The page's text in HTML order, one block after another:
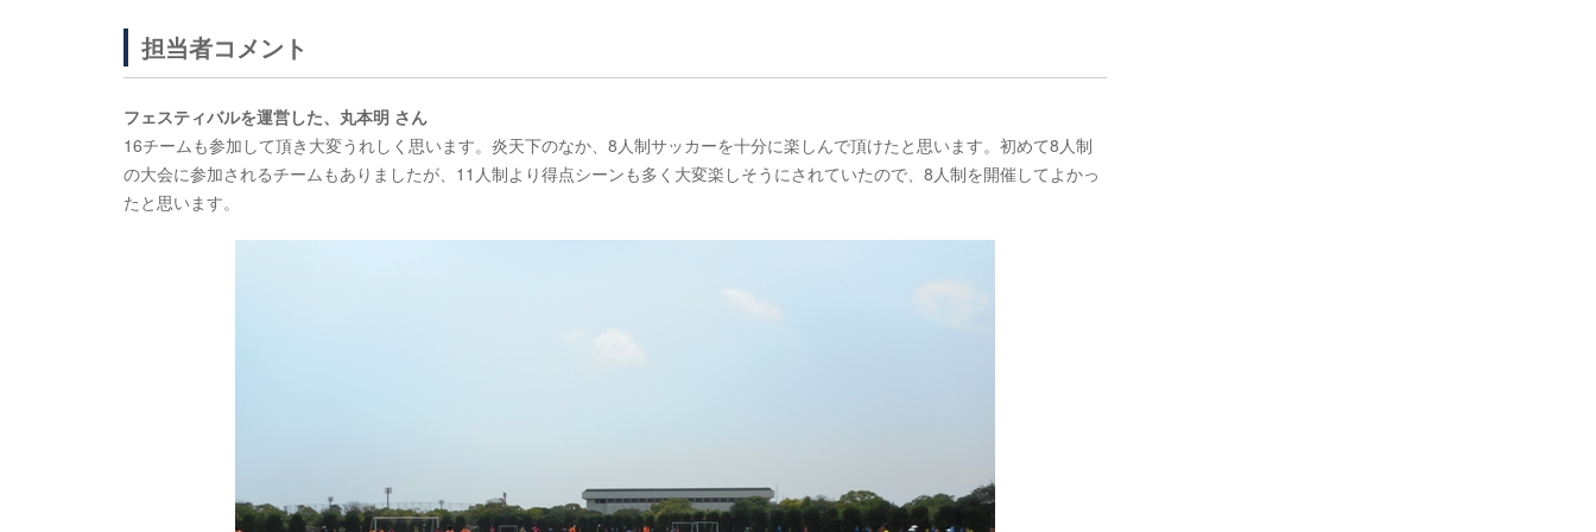
担当者コメント
フェスティバルを運営した、丸本明 さん
16チームも参加して頂き大変うれしく思います。炎天下のなか、8人制サッカーを十分に楽しんで頂けたと思います。初めて8人制
の大会に参加されるチームもありましたが、11人制より得点シーンも多く大変楽しそうにされていたので、8人制を開催してよかっ
たと思います。